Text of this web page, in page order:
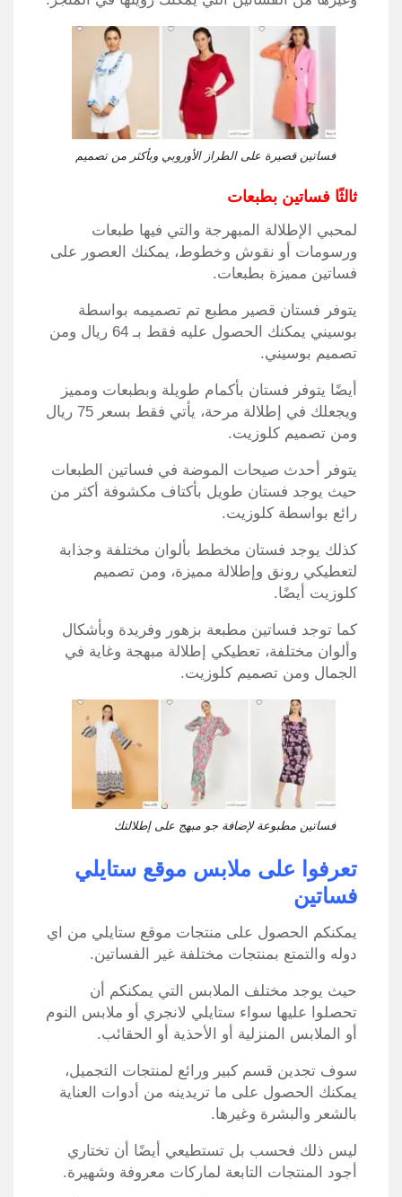
فساتين قصيرة على الطراز الأوروبي وبأكثر من تصميم
ثالثًا فساتين بطبعات
لمحبي الإطلالة المبهرجة والتي فيها طبعات
ورسومات أو نقوش وخطوط، يمكنك العصور على
فساتين مميزة بطبعات.
يتوفر فستان قصير مطبع تم تصميمه بواسطة
بوسيني يمكنك الحصول عليه فقط بـ 64 ريال ومن
تصميم بوسيني.
أيضًا يتوفر فستان بأكمام طويلة وبطبعات ومميز
ويجعلك في إطلالة مرحة، يأتي فقط بسعر 75 ريال
ومن تصميم كلوزيت.
يتوفر أحدث صيحات الموضة في فساتين الطبعات
حيث يوجد فستان طويل بأكتاف مكشوفة أكثر من
رائع بواسطة كلوزيت.
كذلك يوجد فستان مخطط بألوان مختلفة وجذابة
لتعطيكي رونق وإطلالة مميزة، ومن تصميم
كلوزيت أيضًا.
كما توجد فساتين مطبعة بزهور وفريدة وبأشكال
وألوان مختلفة، تعطيكي إطلالة مبهجة وغاية في
الجمال ومن تصميم كلوزيت.
فساتين مطبوعة لإضافة جو مبهج على إطلالتك
تعرفوا على ملابس موقع ستايلي
فساتين
يمكنكم الحصول على منتجات موقع ستايلي من اي
دوله والتمتع بمنتجات مختلفة غير الفساتين.
حيث يوجد مختلف الملابس التي يمكنكم أن
تحصلوا عليها سواء ستايلي لانجري أو ملابس النوم
أو الملابس المنزلية أو الأحذية أو الحقائب.
سوف تجدين قسم كبير ورائع لمنتجات التجميل،
يمكنك الحصول على ما تريدينه من أدوات العناية
بالشعر والبشرة وغيرها.
ليس ذلك فحسب بل تستطيعي أيضًا أن تختاري
أجود المنتجات التابعة لماركات معروفة وشهيرة.